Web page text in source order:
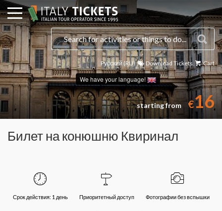
Pусский (RU)
We have your language!
Download Tickets Cart
starting from €16
Билет на конюшню Квиринал
Срок действия: 1 день Приоритетный доступ Фотографии без вспышки